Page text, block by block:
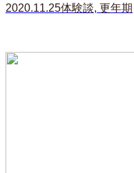
2020.11.25体験談, 更年期